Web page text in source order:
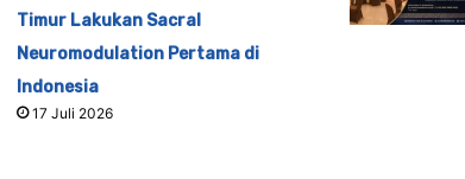
Timur Lakukan Sacral
Neuromodulation Pertama di
Indonesia
17 Juli 2026